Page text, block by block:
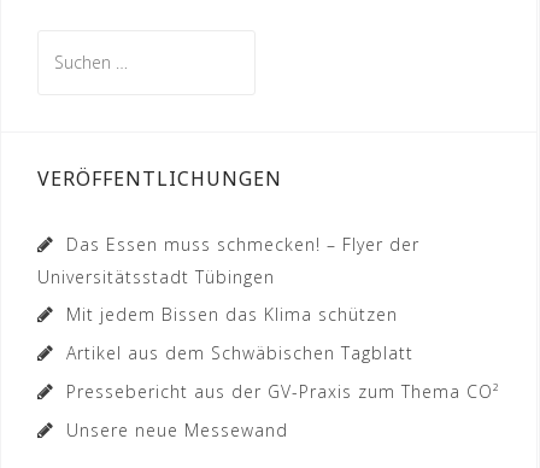
nach:
VERÖFFENTLICHUNGEN
Das Essen muss schmecken! – Flyer der
Universitätsstadt Tübingen
Mit jedem Bissen das Klima schützen
Artikel aus dem Schwäbischen Tagblatt
Pressebericht aus der GV-Praxis zum Thema CO²
Unsere neue Messewand